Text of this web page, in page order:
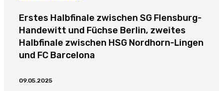
Erstes Halbfinale zwischen SG Flensburg-
Handewitt und Füchse Berlin, zweites
Halbfinale zwischen HSG Nordhorn-Lingen
und FC Barcelona
09.05.2025